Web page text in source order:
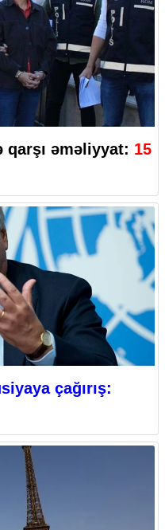
qarşı əməliyyat: 15
çağırış: